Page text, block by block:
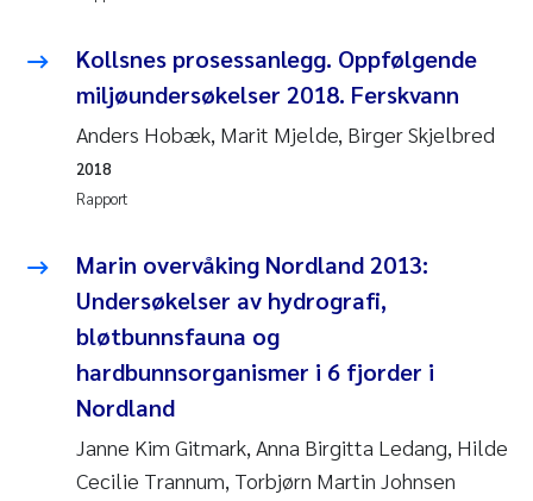
2010
2008
2007
2006
2005
Christian Vogelsang
Rolf David Vogt
Marta Moyano
Sandra Stadniczenko Gran
Anette Engesmo
Maximilian Nawrath
Emmy Falk Nøklebye
Kollsnes prosessanlegg. Oppfølgende
miljøundersøkelser 2018. Ferskvann
Anders Hobæk, Marit Mjelde, Birger Skjelbred
Rapport
2018
Marin overvåking Nordland 2013:
Undersøkelser av hydrografi,
bløtbunnsfauna og
hardbunnsorganismer i 6 fjorder i
Nordland
Janne Kim Gitmark, Anna Birgitta Ledang, Hilde
Cecilie Trannum, Torbjørn Martin Johnsen